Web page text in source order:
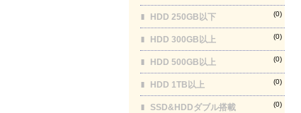
HDD 250GB以下 (0)
HDD 300GB以上 (0)
HDD 500GB以上 (0)
HDD 1TB以上 (0)
SSD&HDDダブル搭載 (0)